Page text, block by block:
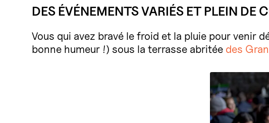
DES ÉVÉNEMENTS VARIÉS ET PLEIN DE
Vous qui avez bravé le froid et la pluie pour venir
bonne humeur !) sous la terrasse abritée des